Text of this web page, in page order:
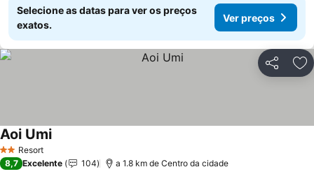
Selecione as datas para ver os preços
exatos.
Ver preços
Partilhar
2 Estrelas
Resort
Aoi UmiVer preços
8,7 Excelente 104 a 1.8 km de Centro da cidade